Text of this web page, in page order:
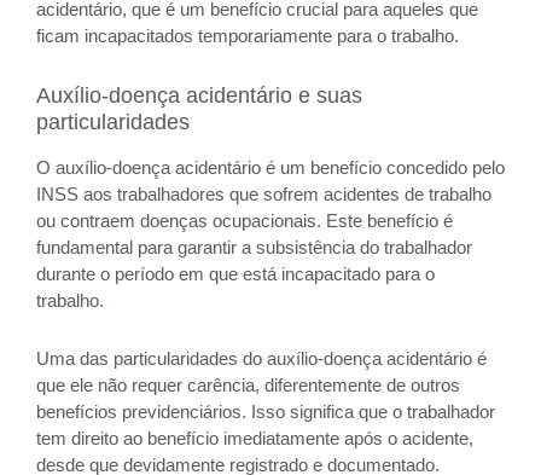
acidentário, que é um benefício crucial para aqueles que
ficam incapacitados temporariamente para o trabalho.
Auxílio-doença acidentário e suas
particularidades
O auxílio-doença acidentário é um benefício concedido pelo
INSS aos trabalhadores que sofrem acidentes de trabalho
ou contraem doenças ocupacionais. Este benefício é
fundamental para garantir a subsistência do trabalhador
durante o período em que está incapacitado para o
trabalho.
Uma das particularidades do auxílio-doença acidentário é
que ele não requer carência, diferentemente de outros
benefícios previdenciários. Isso significa que o trabalhador
tem direito ao benefício imediatamente após o acidente,
desde que devidamente registrado e documentado.